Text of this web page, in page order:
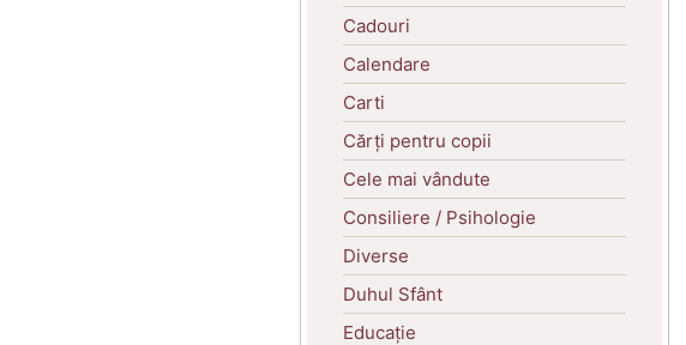
Cadouri
Calendare
Carti
Cărți pentru copii
Cele mai vândute
Consiliere / Psihologie
Diverse
Duhul Sfânt
Educație